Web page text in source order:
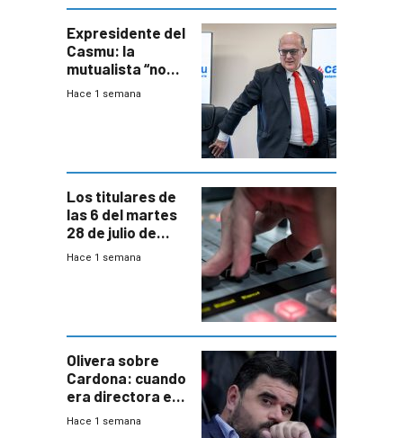
seguridad
Expresidente del
Casmu: la
mutualista “no
está para pagar”
Hace 1 semana
Los titulares de
las 6 del martes
28 de julio de
2026
Hace 1 semana
Olivera sobre
Cardona: cuando
era directora en
UTE “no era muy
Hace 1 semana